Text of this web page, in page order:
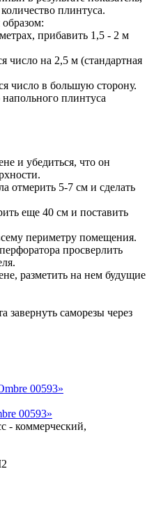
плинтуса.
прибавить 1,5 - 2 м
число на 2,5 м (стандартная
число в большую сторону.
плинтуса
и убедиться, что он
отмерить 5-7 см и сделать
еще 40 см и поставить
периметру помещения.
просверлить
разметить на нем будущие
саморезы через
00593»
- коммерческий,